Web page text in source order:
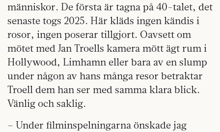
människor. De första är tagna på 40-talet, det
senaste togs 2025. Här kläds ingen kändis i
rosor, ingen poserar tillgjort. Oavsett om
mötet med Jan Troells kamera mött ägt rum i
Hollywood, Limhamn eller bara av en slump
under någon av hans många resor betraktar
Troell dem han ser med samma klara blick.
Vänlig och saklig.
– Under filminspelningarna önskade jag